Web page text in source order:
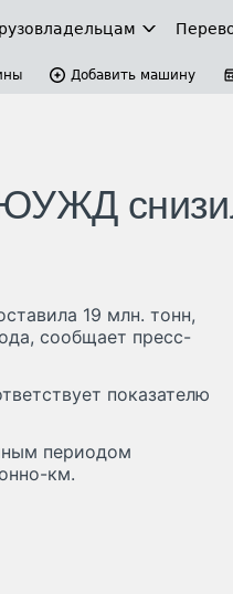
Добавить машину
19 млн. тонн,
сообщает пресс-
показателю
периодом
км.